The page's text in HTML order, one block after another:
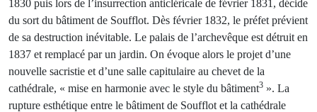
1830 puis lors de l’insurrection anticléricale de février 1831, décide
du sort du bâtiment de Soufflot. Dès février 1832, le préfet prévient
de sa destruction inévitable. Le palais de l’archevêque est détruit en
1837 et remplacé par un jardin. On évoque alors le projet d’une
nouvelle sacristie et d’une salle capitulaire au chevet de la
cathédrale, « mise en harmonie avec le style du bâtiment3 ». La
rupture esthétique entre le bâtiment de Soufflot et la cathédrale